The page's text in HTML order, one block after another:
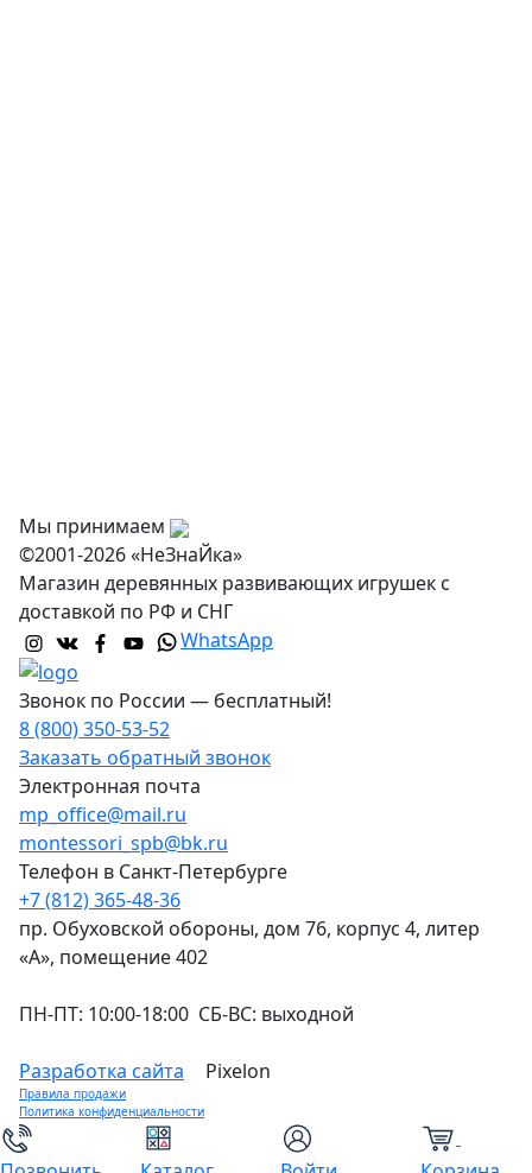
Мы принимаем
©2001-2026 «НеЗнаЙка»
Магазин деревянных развивающих игрушек с
доставкой по РФ и СНГ
WhatsApp
Звонок по России — бесплатный!
8 (800) 350-53-52
Заказать обратный звонок
Электронная почта
mp_office@mail.ru
montessori_spb@bk.ru
Телефон в Санкт-Петербурге
+7 (812) 365-48-36
пр. Обуховской обороны, дом 76, корпус 4, литер
«А», помещение 402
ПН-ПТ: 10:00-18:00 СБ-ВС: выходной
Разработка сайта Pixelon
Правила продажи
Политика конфиденциальности